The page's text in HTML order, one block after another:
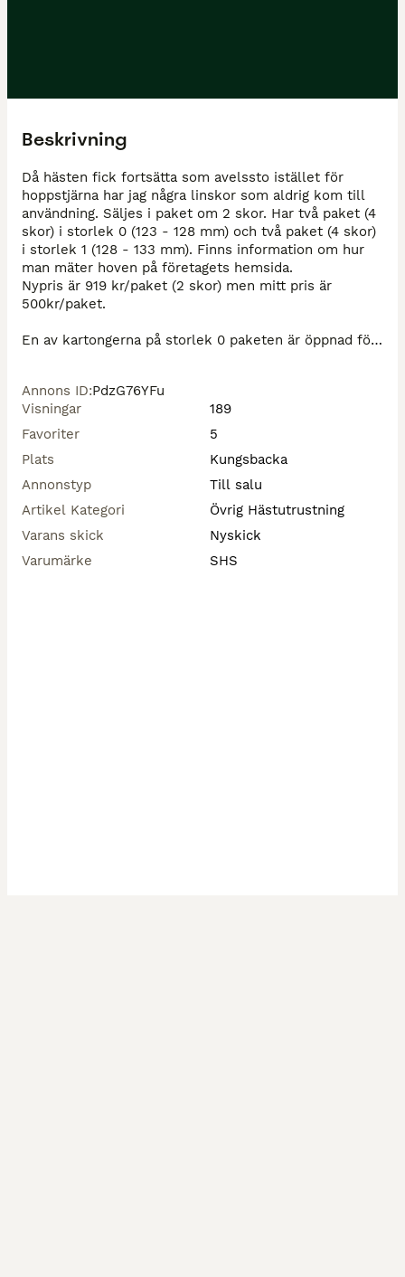
Beskrivning
Då hästen fick fortsätta som avelssto istället för
hoppstjärna har jag några linskor som aldrig kom till
användning. Säljes i paket om 2 skor. Har två paket (4
skor) i storlek 0 (123 - 128 mm) och två paket (4 skor)
i storlek 1 (128 - 133 mm). Finns information om hur
man mäter hoven på företagets hemsida.
Nypris är 919 kr/paket (2 skor) men mitt pris är
500kr/paket.
En av kartongerna på storlek 0 paketen är öppnad för
Finns extra lim och ett putsblock man kan få med om
Annons ID:PdzG76YFu
Visningar
189
Favoriter
5
Plats
Kungsbacka
Annonstyp
Till salu
Artikel Kategori
Övrig Hästutrustning
Varans skick
Nyskick
Varumärke
SHS